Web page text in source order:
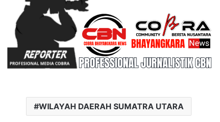
WILAYAH DAERAH SUMATRA UTARA